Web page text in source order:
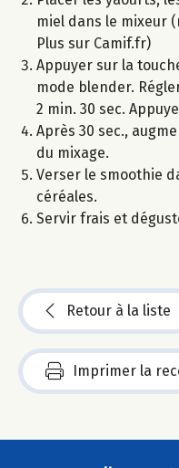
miel dans le mixeur
Plus sur Camif.fr)
Appuyer sur la
mode blender.
2 min. 30 sec.
Après 30 sec.,
du mixage.
Verser le smoothie
céréales.
Servir frais et
Retour à la liste
Imprimer la